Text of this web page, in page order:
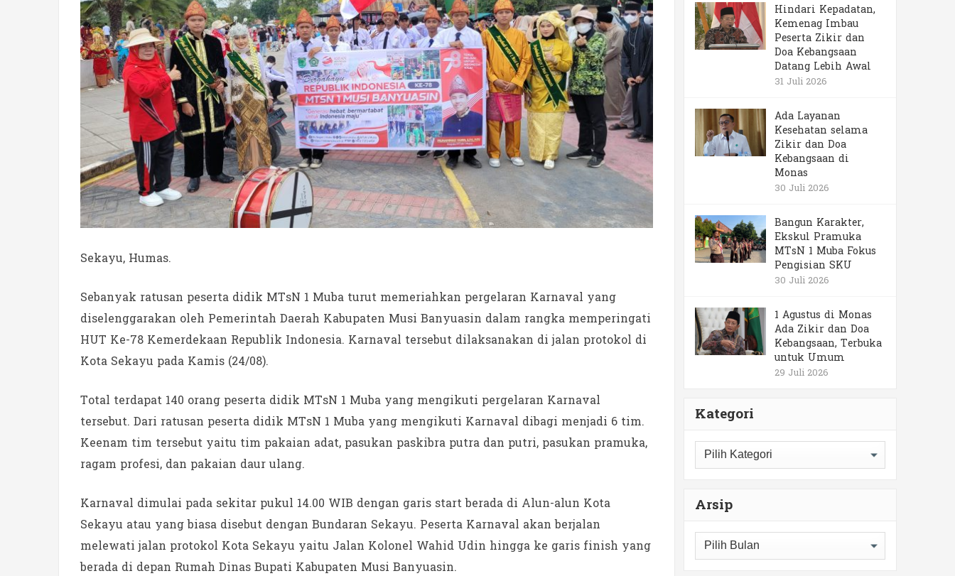
Sekayu, Humas.
Sebanyak ratusan peserta didik MTsN 1 Muba turut memeriahkan pergelaran Karnaval yang
diselenggarakan oleh Pemerintah Daerah Kabupaten Musi Banyuasin dalam rangka memperingati
HUT Ke-78 Kemerdekaan Republik Indonesia. Karnaval tersebut dilaksanakan di jalan protokol di
Kota Sekayu pada Kamis (24/08).
Total terdapat 140 orang peserta didik MTsN 1 Muba yang mengikuti pergelaran Karnaval
tersebut. Dari ratusan peserta didik MTsN 1 Muba yang mengikuti Karnaval dibagi menjadi 6 tim.
Keenam tim tersebut yaitu tim pakaian adat, pasukan paskibra putra dan putri, pasukan pramuka,
ragam profesi, dan pakaian daur ulang.
Karnaval dimulai pada sekitar pukul 14.00 WIB dengan garis start berada di Alun-alun Kota
Sekayu atau yang biasa disebut dengan Bundaran Sekayu. Peserta Karnaval akan berjalan
melewati jalan protokol Kota Sekayu yaitu Jalan Kolonel Wahid Udin hingga ke garis finish yang
berada di depan Rumah Dinas Bupati Kabupaten Musi Banyuasin.
Hindari Kepadatan,
Kemenag Imbau
Peserta Zikir dan
Doa Kebangsaan
Datang Lebih Awal
31 Juli 2026
Ada Layanan
Kesehatan selama
Zikir dan Doa
Kebangsaan di
Monas
30 Juli 2026
Bangun Karakter,
Ekskul Pramuka
MTsN 1 Muba Fokus
Pengisian SKU
30 Juli 2026
1 Agustus di Monas
Ada Zikir dan Doa
Kebangsaan, Terbuka
untuk Umum
29 Juli 2026
Kategori
Kategori
Arsip
Arsip